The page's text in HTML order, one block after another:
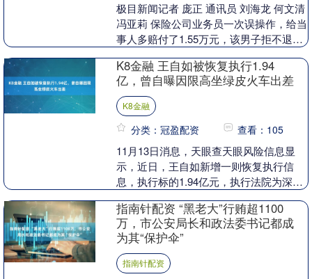
极目新闻记者 庞正 通讯员 刘海龙 何文清
冯亚莉 保险公司业务员一次误操作，给当
事人多赔付了1.55万元，该男子拒不退
额退....
K8金融 王自如被恢复执行1.94
亿，曾自曝因限高坐绿皮火车出差
K8金融
分类：冠盈配资 查看：105
11月13日消息，天眼查天眼风险信息显
示，近日，王自如新增一则恢复执行信
息，执行标的1.94亿元，执行法院为深圳
行3383....
指南针配资 “黑老大”行贿超1100
万，市公安局长和政法委书记都成
为其“保护伞”
指南针配资